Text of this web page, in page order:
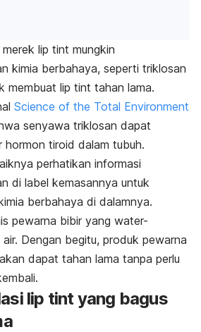
lip tint mungkin
kimia berbahaya, seperti triklosan
membuat lip tint tahan lama.
Science of the Total Environment
senyawa triklosan dapat
hormon tiroid dalam tubuh.
perhatikan informasi
di label kemasannya untuk
berbahaya di dalamnya.
pewarna bibir yang water-
Dengan begitu, produk pewarna
dapat tahan lama tanpa perlu
lip tintyang bagus